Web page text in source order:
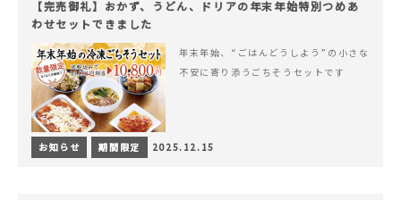
【完売御礼】おかず、うどん、ドリアの年末年始特別つめあ
わせセットできました
年末年始、“ごはんどうしよう”の小さな
不安に寄り添うごちそうセットです
お知らせ 期間限定 2025.12.15